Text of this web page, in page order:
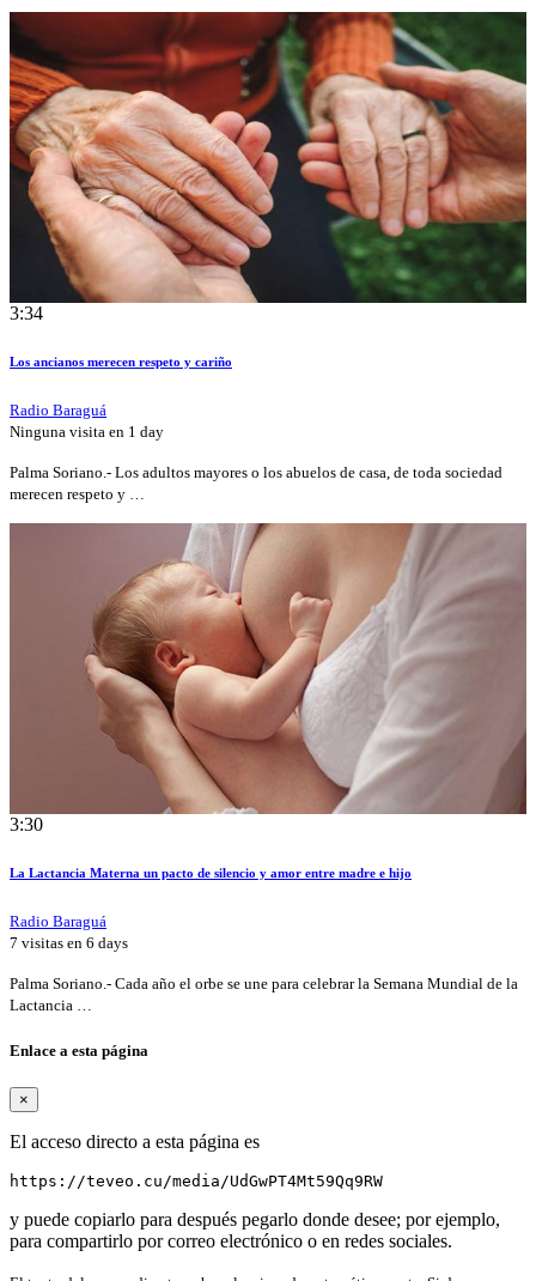
3:34
Los ancianos merecen respeto y cariño
Radio Baraguá
Ninguna visita en 1 day
Palma Soriano.- Los adultos mayores o los abuelos de casa, de toda sociedad
merecen respeto y …
3:30
La Lactancia Materna un pacto de silencio y amor entre madre e hijo
Radio Baraguá
7 visitas en 6 days
Palma Soriano.- Cada año el orbe se une para celebrar la Semana Mundial de la
Lactancia …
Enlace a esta página
×
El acceso directo a esta página es
https://teveo.cu/media/UdGwPT4Mt59Qq9RW
y puede copiarlo para después pegarlo donde desee; por ejemplo,
para compartirlo por correo electrónico o en redes sociales.